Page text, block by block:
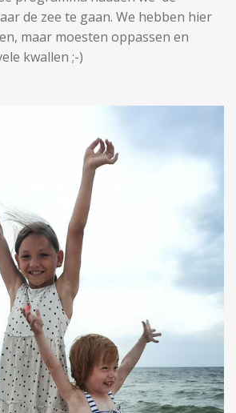
de zee te gaan. We hebben hier
maar moesten oppassen en
kwallen ;-)